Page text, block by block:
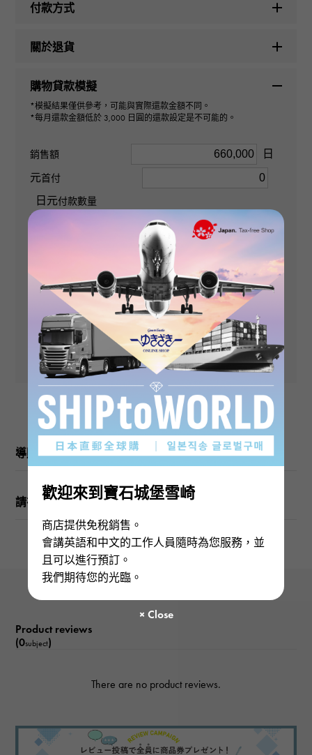
歡迎來到寶石城堡雪崎
商店提供免稅銷售。
會講英語和中文的工作人員隨時為您服務，並
且可以進行預訂。
我們期待您的光臨。
YMR30.12.6.5
型式
男女通用的
種類
筆頭
K18黃金
金鑽 關於0.600ct
圖案尺寸
垂直的 關於31 × 旁 關於16.5 × 深度 關於5mm
付款方式
關於退貨
購物貸款模擬
*模擬結果僅供參考，可能與實際還款金額不同。
*每月還款金額低於 3,000 日圓的還款設定是不可能的。
銷售額
日
元首付
日元付款數量
次
付款金額
（第一次）
日元
付款金額（第二次
起）
日元
導購
請在訂購或訪問之前檢查
Product reviews
(0subject)
There are no product reviews.